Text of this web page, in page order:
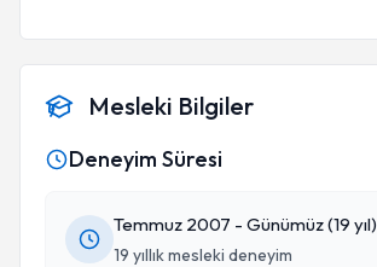
Mesleki Bilgiler
Deneyim Süresi
Temmuz 2007 - Günümüz (19 yıl)
19 yıllık mesleki deneyim